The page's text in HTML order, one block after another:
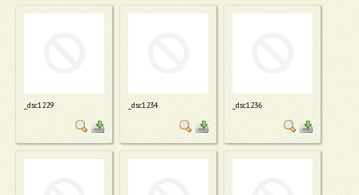
_dsc1229 _dsc1234 _dsc1236